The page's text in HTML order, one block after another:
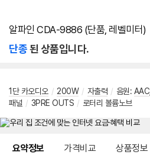
알파인 CDA-9886 (단품, 레벨미터)
단종된 상품입니다.
1단 카오디오 / 200W / 자출력 / 음원: AAC
패널 / 3PRE OUTS / 로터리 볼륨노브
요약정보 가격비교 상품정보